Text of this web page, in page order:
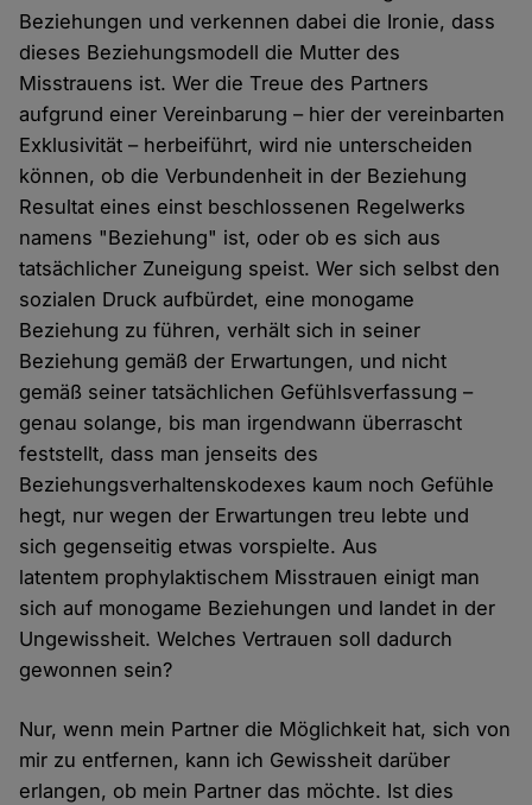
Beziehungen und verkennen dabei die Ironie, dass
dieses Beziehungsmodell die Mutter des
Misstrauens ist. Wer die Treue des Partners
aufgrund einer Vereinbarung – hier der vereinbarten
Exklusivität – herbeiführt, wird nie unterscheiden
können, ob die Verbundenheit in der Beziehung
Resultat eines einst beschlossenen Regelwerks
namens "Beziehung" ist, oder ob es sich aus
tatsächlicher Zuneigung speist. Wer sich selbst den
sozialen Druck aufbürdet, eine monogame
Beziehung zu führen, verhält sich in seiner
Beziehung gemäß der Erwartungen, und nicht
gemäß seiner tatsächlichen Gefühlsverfassung –
genau solange, bis man irgendwann überrascht
feststellt, dass man jenseits des
Beziehungsverhaltenskodexes kaum noch Gefühle
hegt, nur wegen der Erwartungen treu lebte und
sich gegenseitig etwas vorspielte. Aus
latentem prophylaktischem Misstrauen einigt man
sich auf monogame Beziehungen und landet in der
Ungewissheit. Welches Vertrauen soll dadurch
gewonnen sein?
Nur, wenn mein Partner die Möglichkeit hat, sich von
mir zu entfernen, kann ich Gewissheit darüber
erlangen, ob mein Partner das möchte. Ist dies